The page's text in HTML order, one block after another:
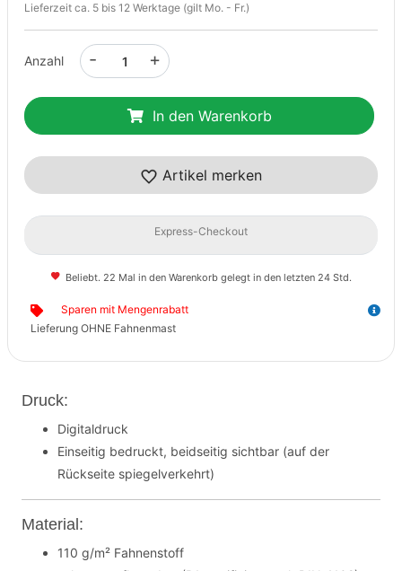
Lieferzeit ca. 5 bis 12 Werktage (gilt Mo. - Fr.)
Anzahl +
-
In den Warenkorb
Artikel merken
Express-Checkout
Beliebt. 22 Mal in den Warenkorb gelegt in den letzten 24 Std.
Sparen mit Mengenrabatt
Lieferung OHNE Fahnenmast
Druck:
Digitaldruck
Einseitig bedruckt, beidseitig sichtbar (auf der
Rückseite spiegelverkehrt)
Material:
110 g/m² Fahnenstoff